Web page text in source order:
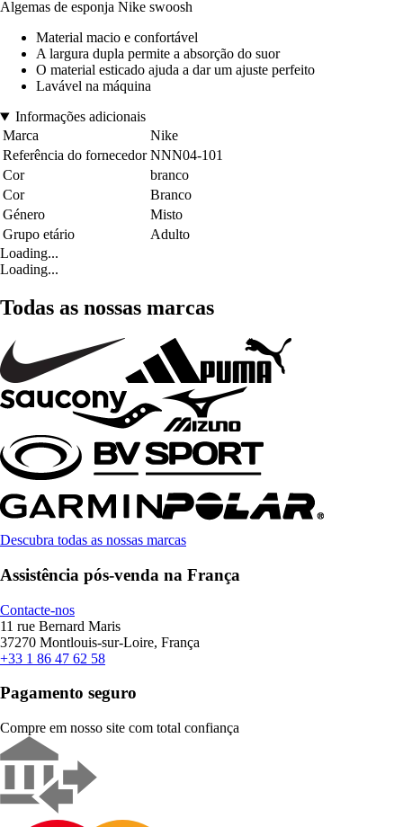
Algemas de esponja Nike swoosh
Material macio e confortável
A largura dupla permite a absorção do suor
O material esticado ajuda a dar um ajuste perfeito
Lavável na máquina
Informações adicionais
Marca
Nike
Referência do fornecedor NNN04-101
Cor
branco
Cor
Branco
Género
Misto
Grupo etário
Adulto
Loading...
Loading...
Todas as nossas marcas
Descubra todas as nossas marcas
Assistência pós-venda na França
Contacte-nos
11 rue Bernard Maris
37270 Montlouis-sur-Loire, França
+33 1 86 47 62 58
Pagamento seguro
Compre em nosso site com total confiança